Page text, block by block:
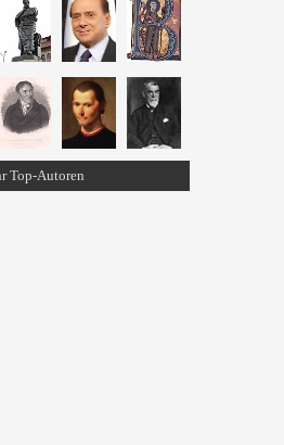
Top-Autoren